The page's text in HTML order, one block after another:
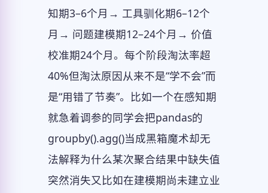
知期3–6个月→ 工具驯化期6–12个
月→ 问题建模期12–24个月→ 价值
校准期24个月。每个阶段淘汰率超
40%但淘汰原因从来不是“学不会”而
是“用错了节奏”。比如一个在感知期
就急着调参的同学会把pandas的
groupby().agg()当成黑箱魔术却无
法解释为什么某次聚合结果中缺失值
突然消失又比如在建模期尚未建立业